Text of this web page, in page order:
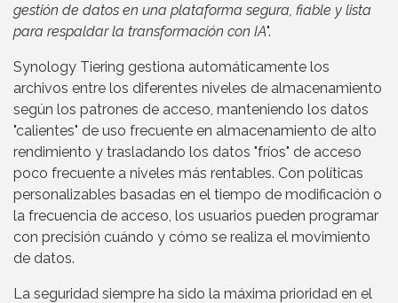
gestión de datos en una plataforma segura, fiable y lista
para respaldar la transformación con IA".
Synology Tiering gestiona automáticamente los
archivos entre los diferentes niveles de almacenamiento
según los patrones de acceso, manteniendo los datos
"calientes" de uso frecuente en almacenamiento de alto
rendimiento y trasladando los datos "fríos" de acceso
poco frecuente a niveles más rentables. Con políticas
personalizables basadas en el tiempo de modificación o
la frecuencia de acceso, los usuarios pueden programar
con precisión cuándo y cómo se realiza el movimiento
de datos.
La seguridad siempre ha sido la máxima prioridad en el